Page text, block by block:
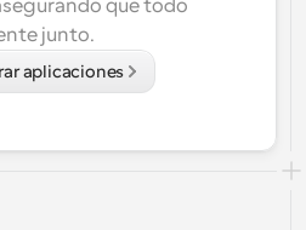
que todo
junto.
aplicaciones